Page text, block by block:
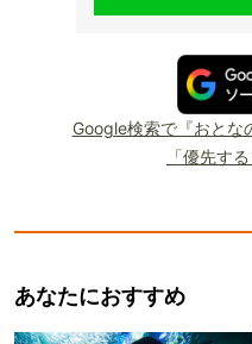
Google検索で『おとな
「優先す
あなたにおすすめ